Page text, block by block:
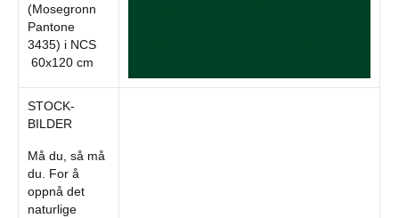
(Mosegronn
Pantone
3435) i NCS
60x120 cm
STOCK-
BILDER
Må du, så må
du. For å
oppnå det
naturlige